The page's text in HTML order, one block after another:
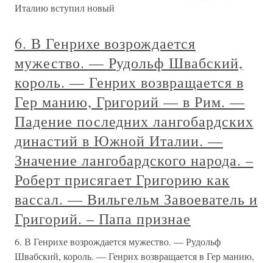
Италию вступил новый
6. В Генрихе возрождается
мужество. — Рудольф Швабский,
король. — Генрих возвращается в
Гер манию, Григорий — в Рим. —
Падение последних лангобардских
династий в Южной Италии. —
Значение лангобардского народа. –
Роберт присягает Григорию как
вассал. — Вильгельм Завоеватель и
Григорий. – Папа признае
6. В Генрихе возрождается мужество. — Рудольф
Швабский, король. — Генрих возвращается в Гер манию,